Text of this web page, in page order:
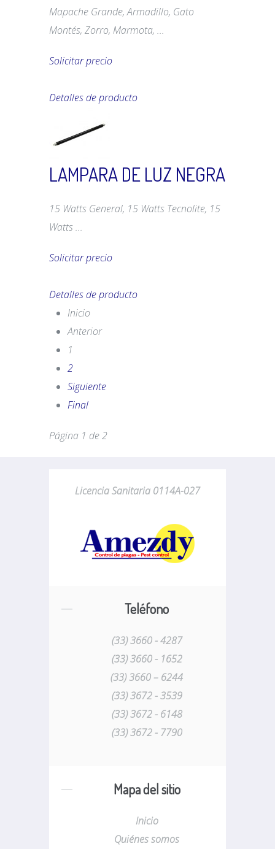
Mapache Grande, Armadillo, Gato
Montés, Zorro, Marmota, ...
Solicitar precio
Detalles de producto
LAMPARA DE LUZ NEGRA
15 Watts General, 15 Watts Tecnolite, 15
Watts ...
Solicitar precio
Detalles de producto
Inicio
Anterior
1
2
Siguiente
Final
Página 1 de 2
Licencia Sanitaria 0114A-027
Teléfono
(33) 3660 - 4287
(33) 3660 - 1652
(33) 3660 – 6244
(33) 3672 - 3539
(33) 3672 - 6148
(33) 3672 - 7790
Mapa del sitio
Inicio
Quiénes somos